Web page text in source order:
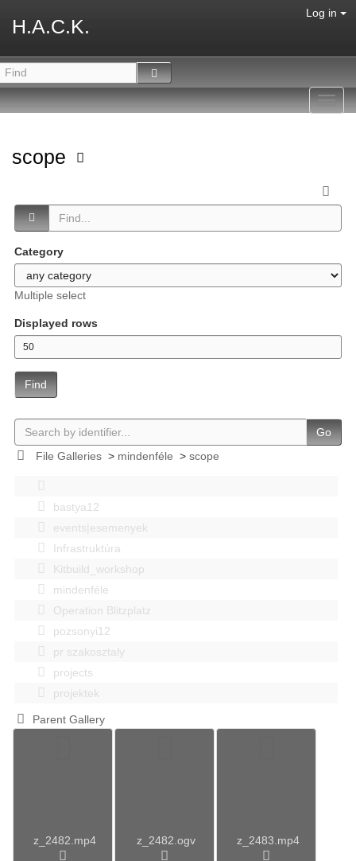
H.A.C.K.
Log in
scope
Category
Multiple select
Displayed rows
Find
Go
File Galleries> mindenféle > scope
bastya12
events|esemenyek
Infrastruktúra
Kitbuild_workshop
mindenféle
Operation Blitzplatz
pozsonyi12
pr szakosztaly
projects
projektek
Parent Gallery
z_2482.mp4 z_2482.ogv z_2483.mp4